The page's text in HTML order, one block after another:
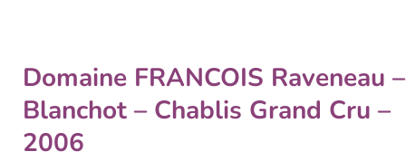
Domaine FRANCOIS Raveneau –
Blanchot – Chablis Grand Cru –
2006